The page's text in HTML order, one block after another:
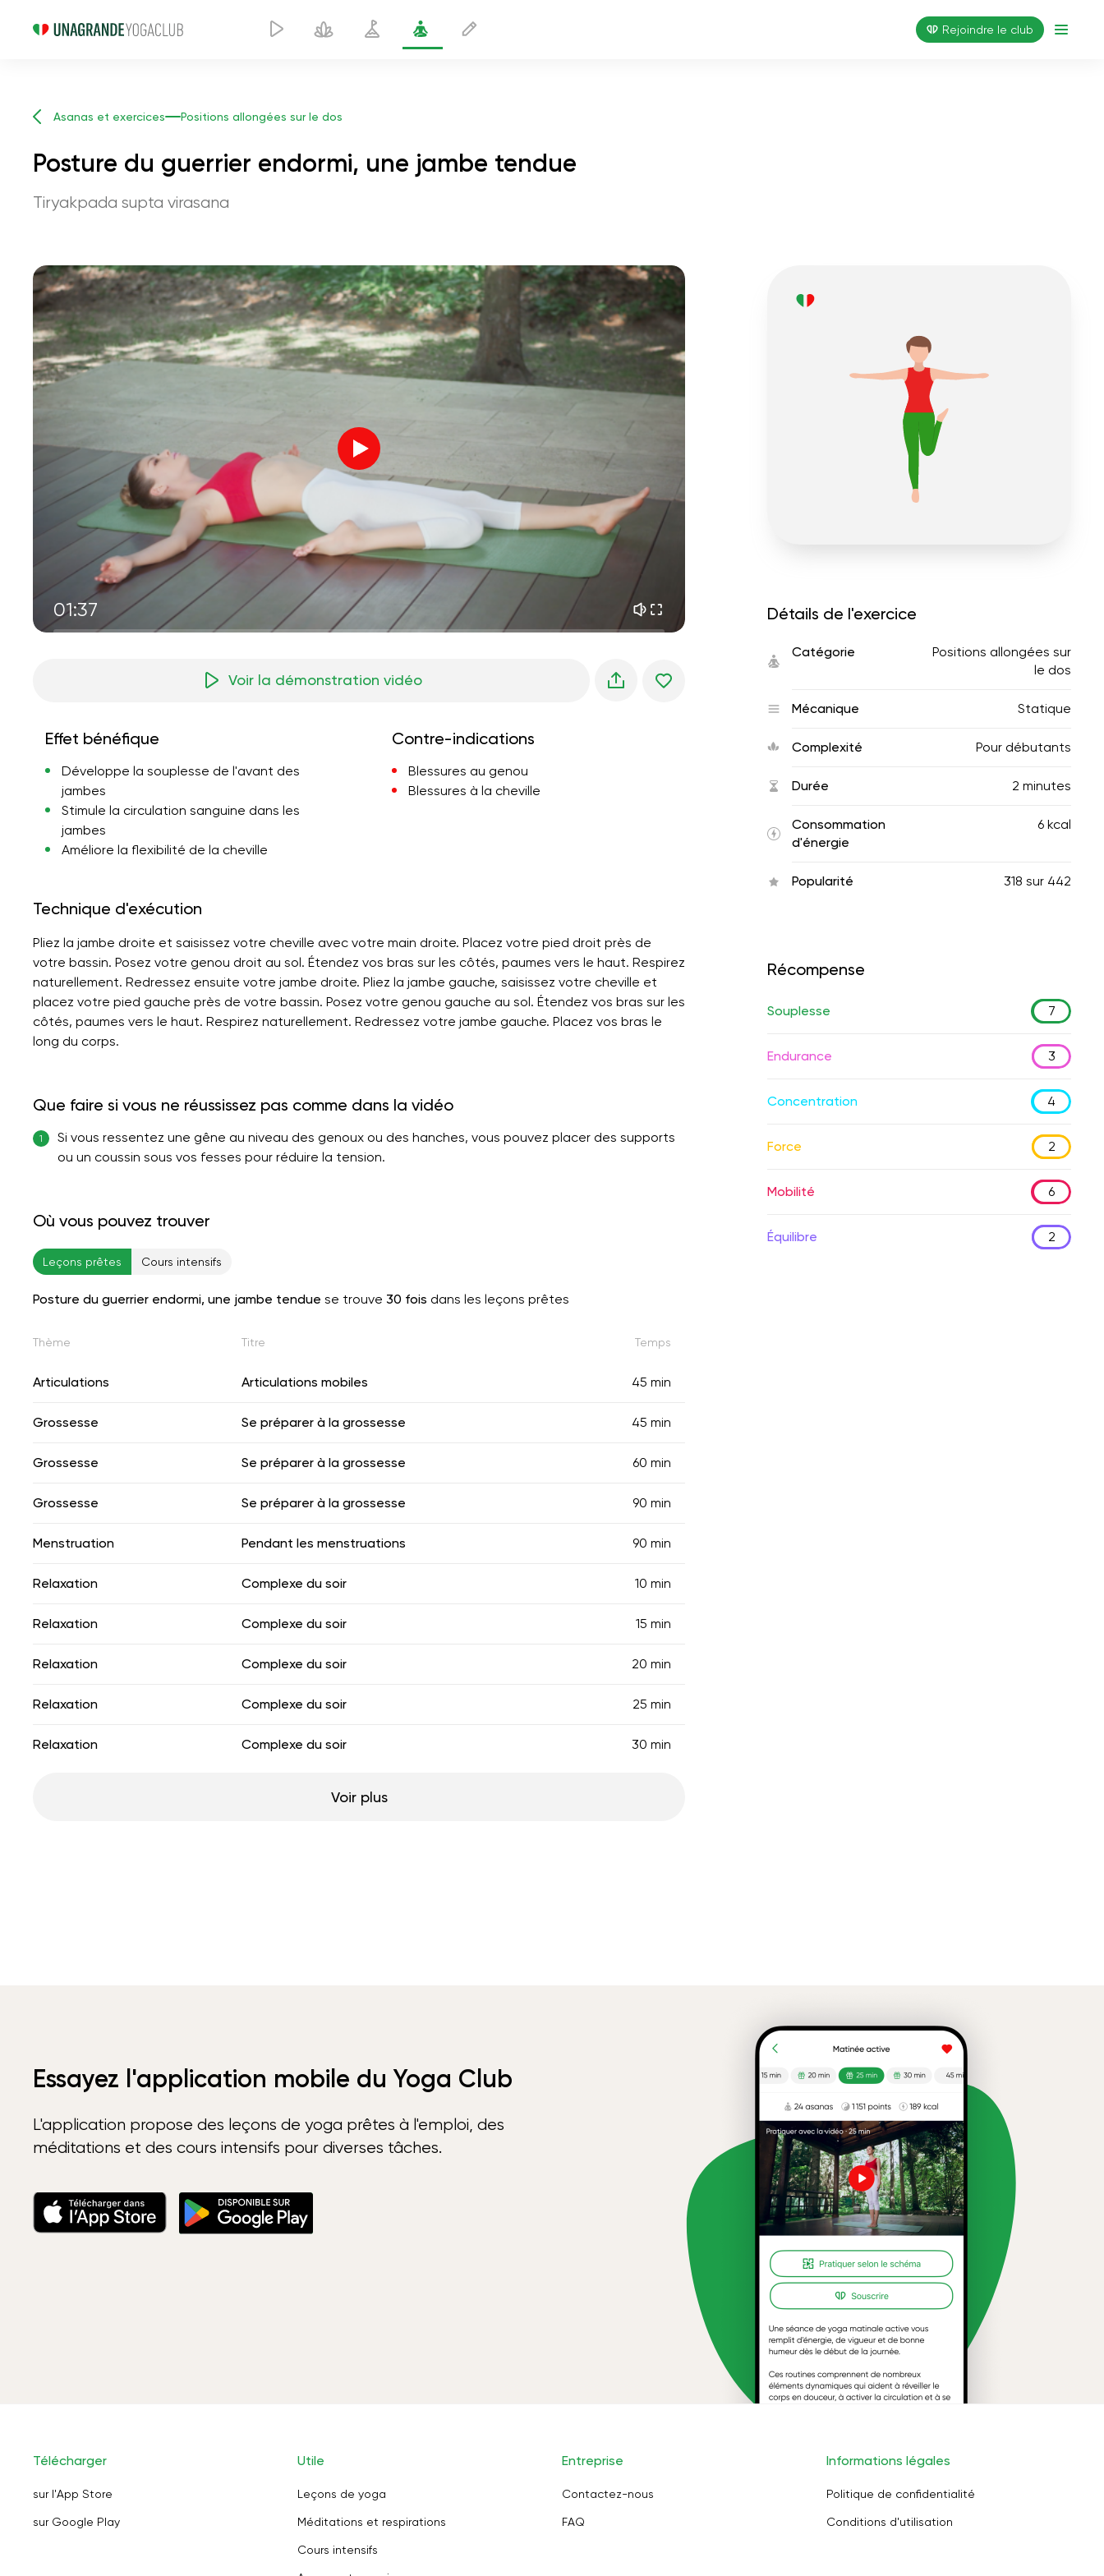
Rejoindre le club
Asanas et exercices Positions allongées sur le dos
Posture du guerrier endormi, une jambe tendue
Tiryakpada supta virasana
01:37
le vol de l'âme 01:44
paix intérieure
rêves du matin
fraîcheur de la forêt
silence des montagnes 02:00
brise de mer
la voix du vent 02:00
forêt de printemps 02:00
Voir la démonstration vidéo
Effet bénéfique
Développe la souplesse de l'avant des
jambes
Stimule la circulation sanguine dans les
jambes
Améliore la flexibilité de la cheville
Contre-indications
Blessures au genou
Blessures à la cheville
Technique d'exécution
Pliez la jambe droite et saisissez votre cheville avec votre main droite. Placez votre pied droit près de
votre bassin. Posez votre genou droit au sol. Étendez vos bras sur les côtés, paumes vers le haut. Respirez
naturellement. Redressez ensuite votre jambe droite. Pliez la jambe gauche, saisissez votre cheville et
placez votre pied gauche près de votre bassin. Posez votre genou gauche au sol. Étendez vos bras sur les
côtés, paumes vers le haut. Respirez naturellement. Redressez votre jambe gauche. Placez vos bras le
long du corps.
Que faire si vous ne réussissez pas comme dans la vidéo
1
Si vous ressentez une gêne au niveau des genoux ou des hanches, vous pouvez placer des supports
ou un coussin sous vos fesses pour réduire la tension.
Où vous pouvez trouver
Leçons prêtes Cours intensifs
Posture du guerrier endormi, une jambe tendue se trouve 30 fois dans les leçons prêtes
Thème Titre Temps
Articulations Articulations mobiles 45 min
Grossesse Se préparer à la grossesse 45 min
Grossesse Se préparer à la grossesse 60 min
Grossesse Se préparer à la grossesse 90 min
Menstruation Pendant les menstruations 90 min
Relaxation Complexe du soir 10 min
Relaxation Complexe du soir 15 min
Relaxation Complexe du soir 20 min
Relaxation Complexe du soir 25 min
Relaxation Complexe du soir 30 min
Voir plus
Détails de l'exercice
Catégorie
Positions allongées sur
le dos
Mécanique Statique
Complexité Pour débutants
Durée 2 minutes
Consommation
d'énergie
6 kcal
Popularité 318 sur 442
Récompense
Souplesse 7
Endurance 3
Concentration 4
Force 2
Mobilité 6
Équilibre 2
Essayez l'application mobile du Yoga Club
L'application propose des leçons de yoga prêtes à l'emploi, des
méditations et des cours intensifs pour diverses tâches.
Télécharger
sur l'App Store
sur Google Play
Utile
Leçons de yoga
Méditations et respirations
Cours intensifs
Entreprise
Contactez-nous
FAQ
Informations légales
Politique de confidentialité
Conditions d'utilisation